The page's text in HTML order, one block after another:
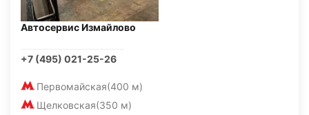
Автосервис Измайлово
+7 (495) 021-25-26
Первомайская(400 м)
Щелковская(350 м)